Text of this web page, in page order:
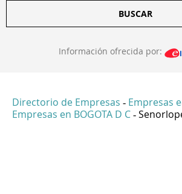
BUSCAR
Información ofrecida por:
Directorio de Empresas - Empresas
Empresas en BOGOTA D C -